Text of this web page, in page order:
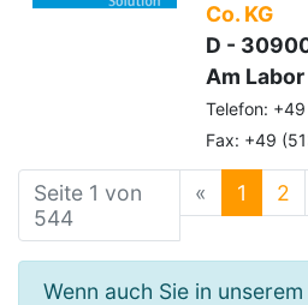
Co. KG
D -
Am Labor
Telefon:
Fax: +49
Seite 1 von
544
« 1 2
Wenn auch Sie in